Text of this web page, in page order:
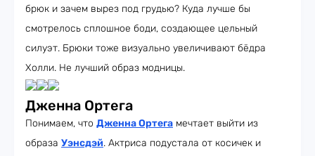
брюк и зачем вырез под грудью? Куда лучше бы
смотрелось сплошное боди, создающее цельный
силуэт. Брюки тоже визуально увеличивают бёдра
Холли. Не лучший образ модницы.
Дженна Ортега
Понимаем, что Дженна Ортега мечтает выйти из
образа Уэнсдэй. Актриса подустала от косичек и